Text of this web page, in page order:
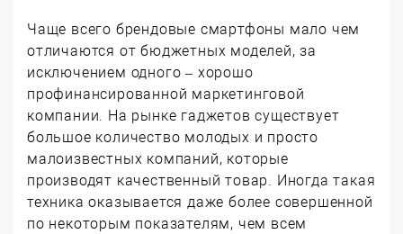
Чаще всего брендовые смартфоны мало чем
отличаются от бюджетных моделей, за
исключением одного – хорошо
профинансированной маркетинговой
компании. На рынке гаджетов существует
большое количество молодых и просто
малоизвестных компаний, которые
производят качественный товар. Иногда такая
техника оказывается даже более совершенной
по некоторым показателям, чем всем